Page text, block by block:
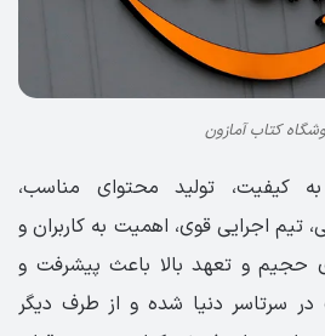
کتاب آمازون
کیفیت، تولید محتوای مناسب،
اجرایی قوی، اهمیت به کاربران و
حجیم و تعهد بالا باعث پیشرفت و
سرتاسر دنیا شده‌ و از طرف دیگر